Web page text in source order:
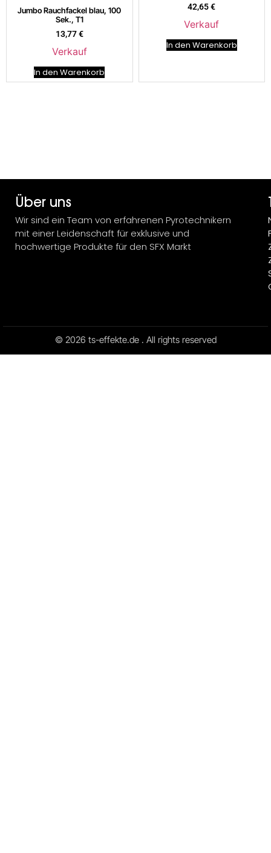
Jumbo Rauchfackel blau, 100
Sek., T1
13,77€
Verkauf
In den Warenkorb
42,65€
Verkauf
In den Warenkorb
Über uns
Wir sind ein Team von erfahrenen Pyrotechnikern
mit einer Leidenschaft für exklusive und
hochwertige Produkte für den SFX Markt
© 2026 ts-effekte.de . All rights reserved